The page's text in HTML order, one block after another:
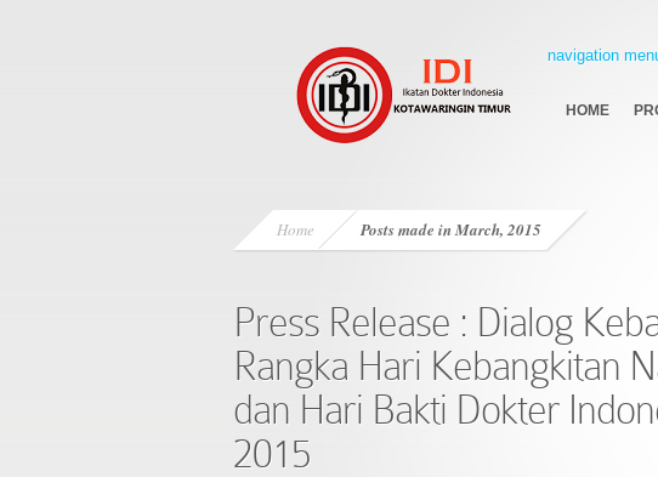
navigation
HOME
Home Posts made in March, 2015
Press Release : Dialog
Rangka Hari Kebangkitan
dan Hari Bakti Dokter
2015